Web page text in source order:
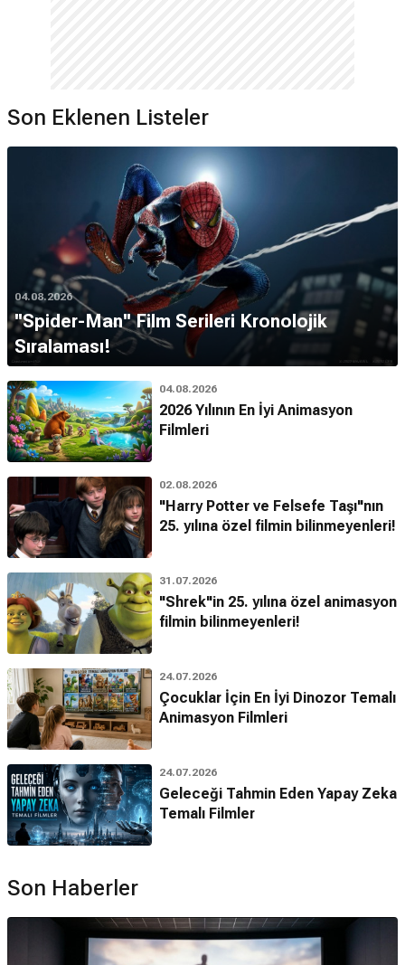
Son Eklenen Listeler
04.08.2026
''Spider-Man'' Film Serileri Kronolojik
Sıralaması!
04.08.2026
2026 Yılının En İyi Animasyon
Filmleri
02.08.2026
"Harry Potter ve Felsefe Taşı"nın
25. yılına özel filmin bilinmeyenleri!
31.07.2026
"Shrek"in 25. yılına özel animasyon
filmin bilinmeyenleri!
24.07.2026
Çocuklar İçin En İyi Dinozor Temalı
Animasyon Filmleri
24.07.2026
Geleceği Tahmin Eden Yapay Zeka
Temalı Filmler
Son Haberler